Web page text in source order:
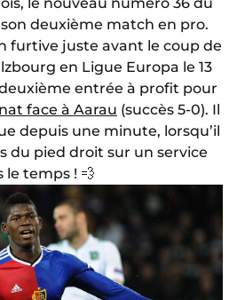
deuxième match en pro.
furtive juste avant le coup de
en Ligue Europa le 13
entrée à profit pour
face à Aarau (succès 5-0). Il
depuis une minute, lorsqu’il
du pied droit sur un service
le temps ! 💨